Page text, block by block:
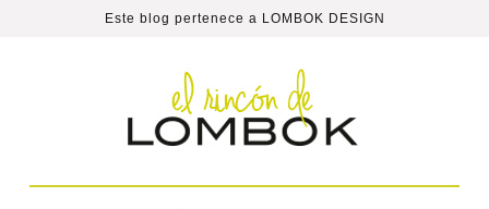
Este blog pertenece a LOMBOK DESIGN